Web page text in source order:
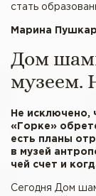
стать
Марина
Дом
музеем.
Не исключено,
«Горке»
есть планы
в музей
чей счет и
Сегодня Дом